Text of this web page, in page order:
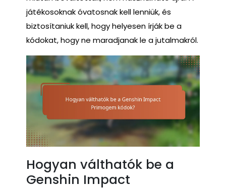
játékosoknak óvatosnak kell lenniük, és
biztosítaniuk kell, hogy helyesen írják be a
kódokat, hogy ne maradjanak le a jutalmakról.
Hogyan válthatók be a
Genshin Impact